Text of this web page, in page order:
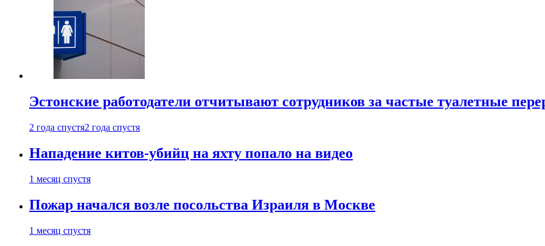
Эстонские работодатели отчитывают сотрудников за частые туалетные
2 года спустя2 года спустя
Нападение китов-убийц на яхту попало на видео
1 месяц спустя
Пожар начался возле посольства Израиля в Москве
1 месяц спустя